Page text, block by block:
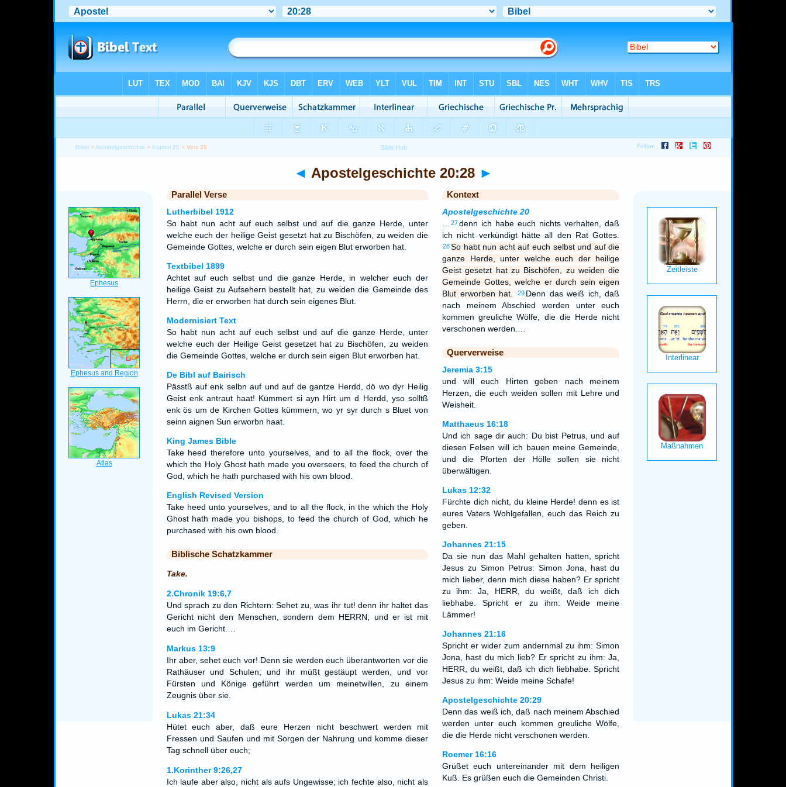
Bibel >Apostelgeschichte > Kapitel 20 > Vers 28
◄ Apostelgeschichte 20:28 ►
Parallel Verse
Lutherbibel 1912
So habt nun acht auf euch selbst und auf die ganze Herde, unter
welche euch der heilige Geist gesetzt hat zu Bischöfen, zu weiden die
Gemeinde Gottes, welche er durch sein eigen Blut erworben hat.
Textbibel 1899
Achtet auf euch selbst und die ganze Herde, in welcher euch der
heilige Geist zu Aufsehern bestellt hat, zu weiden die Gemeinde des
Herrn, die er erworben hat durch sein eigenes Blut.
Modernisiert Text
So habt nun acht auf euch selbst und auf die ganze Herde, unter
welche euch der Heilige Geist gesetzet hat zu Bischöfen, zu weiden
die Gemeinde Gottes, welche er durch sein eigen Blut erworben hat.
De Bibl auf Bairisch
Pässtß auf enk selbn auf und auf de gantze Herdd, dö wo dyr Heilig
Geist enk antraut haat! Kümmert si ayn Hirt um d Herdd, yso solltß
enk ös um de Kirchen Gottes kümmern, wo yr syr durch s Bluet von
seinn aignen Sun erworbn haat.
King James Bible
Take heed therefore unto yourselves, and to all the flock, over the
which the Holy Ghost hath made you overseers, to feed the church of
God, which he hath purchased with his own blood.
English Revised Version
Take heed unto yourselves, and to all the flock, in the which the Holy
Ghost hath made you bishops, to feed the church of God, which he
purchased with his own blood.
Biblische Schatzkammer
Take.
2.Chronik 19:6,7
Und sprach zu den Richtern: Sehet zu, was ihr tut! denn ihr haltet das
Gericht nicht den Menschen, sondern dem HERRN; und er ist mit
euch im Gericht.…
Markus 13:9
Ihr aber, sehet euch vor! Denn sie werden euch überantworten vor die
Rathäuser und Schulen; und ihr müßt gestäupt werden, und vor
Fürsten und Könige geführt werden um meinetwillen, zu einem
Zeugnis über sie.
Lukas 21:34
Hütet euch aber, daß eure Herzen nicht beschwert werden mit
Fressen und Saufen und mit Sorgen der Nahrung und komme dieser
Tag schnell über euch;
1.Korinther 9:26,27
Ich laufe aber also, nicht als aufs Ungewisse; ich fechte also, nicht als
Kontext
Apostelgeschichte 20
27denn ich habe euch nichts verhalten, daß
ich nicht verkündigt hätte all den Rat Gottes.
28So habt nun acht auf euch selbst und auf die
ganze Herde, unter welche euch der heilige
Geist gesetzt hat zu Bischöfen, zu weiden die
Gemeinde Gottes, welche er durch sein eigen
Blut erworben hat.
29 Denn das weiß ich, daß
nach meinem Abschied werden unter euch
kommen greuliche Wölfe, die die Herde nicht
verschonen werden.…
Querverweise
Jeremia 3:15
und will euch Hirten geben nach meinem
Herzen, die euch weiden sollen mit Lehre und
Weisheit.
Matthaeus 16:18
Und ich sage dir auch: Du bist Petrus, und auf
diesen Felsen will ich bauen meine Gemeinde,
und die Pforten der Hölle sollen sie nicht
überwältigen.
Lukas 12:32
Fürchte dich nicht, du kleine Herde! denn es ist
eures Vaters Wohlgefallen, euch das Reich zu
geben.
Johannes 21:15
Da sie nun das Mahl gehalten hatten, spricht
Jesus zu Simon Petrus: Simon Jona, hast du
mich lieber, denn mich diese haben? Er spricht
zu ihm: Ja, HERR, du weißt, daß ich dich
liebhabe. Spricht er zu ihm: Weide meine
Lämmer!
Johannes 21:16
Spricht er wider zum andernmal zu ihm: Simon
Jona, hast du mich lieb? Er spricht zu ihm: Ja,
HERR, du weißt, daß ich dich liebhabe. Spricht
Jesus zu ihm: Weide meine Schafe!
Apostelgeschichte 20:29
Denn das weiß ich, daß nach meinem Abschied
werden unter euch kommen greuliche Wölfe,
die die Herde nicht verschonen werden.
Roemer 16:16
Grüßet euch untereinander mit dem heiligen
Kuß. Es grüßen euch die Gemeinden Christi.